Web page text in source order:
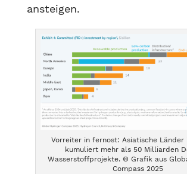
ansteigen.
Vorreiter in fernost: Asiatische Länder
kumuliert mehr als 50 Milliarden
Wasserstoffprojekte. © Grafik aus
Compass 2025